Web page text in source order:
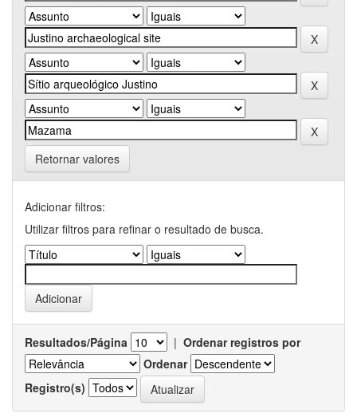
Retornar valores
Adicionar filtros:
Utilizar filtros para refinar o resultado de busca.
Resultados/Página | Ordenar registros por
Ordenar
Registro(s)